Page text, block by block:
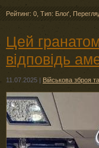
Рейтинг: 0 Тип: Блоґ,
Цей
відповідь
11.07.2025 | Військова зброя